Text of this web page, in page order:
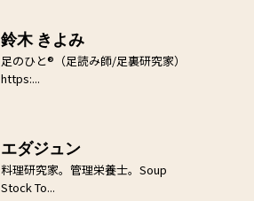
鈴木 きよみ
足のひと®（足読み師/足裏研究家）
https:...
エダジュン
料理研究家。管理栄養士。Soup
Stock To...